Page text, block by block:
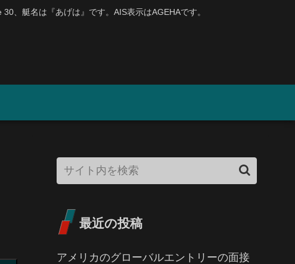
、艇名は『あげは』です。AIS表示はAGEHAです。
最近の投稿
アメリカのグローバルエントリーの面接